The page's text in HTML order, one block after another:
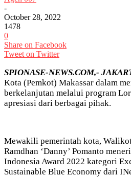
-
October 28, 2022
1478
0
Share on Facebook
Tweet on Twitter
SPIONASE-NEWS.COM,-
Kota (Pemkot) Makassar dalam
berkelanjutan melalui program
apresiasi dari berbagai pihak.
Mewakili pemerintah kota,
Ramdhan ‘Danny’ Pomanto
Indonesia Award 2022 kategori
Sustainable Blue Economy dari